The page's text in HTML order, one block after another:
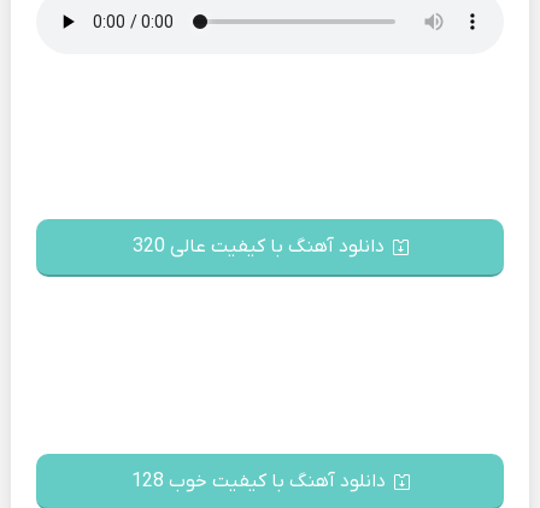
دانلود آهنگ با کیفیت عالی 320
دانلود آهنگ با کیفیت خوب 128